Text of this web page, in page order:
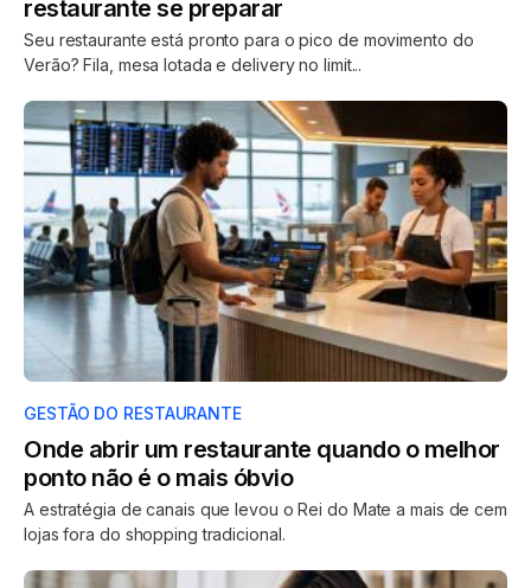
restaurante se preparar
Seu restaurante está pronto para o pico de movimento do
Verão? Fila, mesa lotada e delivery no limit...
GESTÃO DO RESTAURANTE
Onde abrir um restaurante quando o melhor
ponto não é o mais óbvio
A estratégia de canais que levou o Rei do Mate a mais de cem
lojas fora do shopping tradicional.